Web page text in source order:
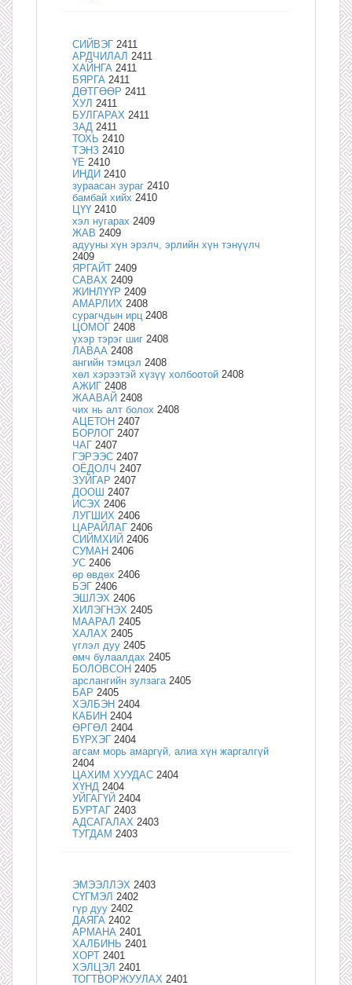
СИЙВЭГ 2411
АРДЧИЛАЛ 2411
ХАЙНГА 2411
БЯРГА 2411
ДӨТГӨӨР 2411
ХУЛ 2411
БУЛГАРАХ 2411
ЗАД 2411
ТОХЬ 2410
ТЭНЗ 2410
ҮЕ 2410
ИНДИ 2410
зураасан зураг 2410
бамбай хийх 2410
ЦҮҮ 2410
хэл нугарах 2409
ЖАВ 2409
адууны хүн эрэлч, эрлийн хүн тэнүүлч
2409
ЯРГАЙТ 2409
САВАХ 2409
ЖИНЛҮҮР 2409
АМАРЛИХ 2408
сурагчдын ирц 2408
ЦОМОГ 2408
үхэр тэрэг шиг 2408
ЛАВАА 2408
ангийн тэмцэл 2408
хөл хэрээтэй хүзүү холбоотой 2408
АЖИГ 2408
ЖААВАЙ 2408
чих нь алт болох 2408
АЦЕТОН 2407
БОРЛОГ 2407
ЧАГ 2407
ГЭРЭЭС 2407
ОЁДОЛЧ 2407
ЗУЙГАР 2407
ДООШ 2407
ИСЭХ 2406
ЛУГШИХ 2406
ЦАРАЙЛАГ 2406
СИЙМХИЙ 2406
СУМАН 2406
УС 2406
өр өвдөх 2406
БЭГ 2406
ЭШЛЭХ 2406
ХИЛЭГНЭХ 2405
МААРАЛ 2405
ХАЛАХ 2405
үглэл дуу 2405
өмч булаалдах 2405
БОЛОВСОН 2405
арслангийн зулзага 2405
БАР 2405
ХЭЛБЭН 2404
КАБИН 2404
ӨРГӨЛ 2404
БҮРХЭГ 2404
агсам морь амаргүй, алиа хүн жаргалгүй
2404
ЦАХИМ ХУУДАС 2404
ХҮНД 2404
УЙГАГҮЙ 2404
БУРТАГ 2403
АДСАГАЛАХ 2403
ТУГДАМ 2403
ЭМЭЭЛЛЭХ 2403
СҮГМЭЛ 2402
гүр дуу 2402
ДАЯГА 2402
АРМАНА 2401
ХАЛБИНЬ 2401
ХОРТ 2401
ХЭЛЦЭЛ 2401
ТОГТВОРЖУУЛАХ 2401